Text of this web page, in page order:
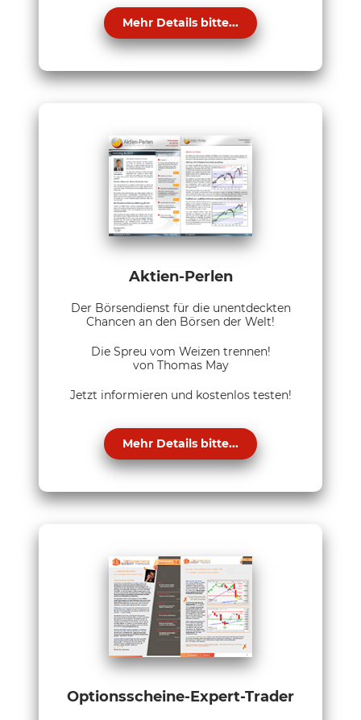
Mehr Details bitte...
Aktien-Perlen
Der Börsendienst für die unentdeckten
Chancen an den Börsen der Welt!
Die Spreu vom Weizen trennen!
von Thomas May
Jetzt informieren und kostenlos testen!
Mehr Details bitte...
Optionsscheine-Expert-Trader